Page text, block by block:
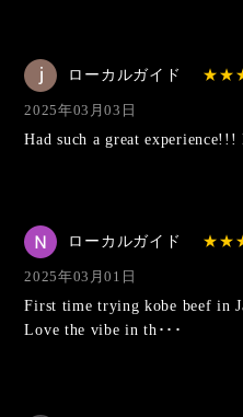
ローカルガイド
2025年03月03日
Had such a great
ローカルガイド
2025年03月01日
First time trying kobe beef in
Love the vibe in th･･･